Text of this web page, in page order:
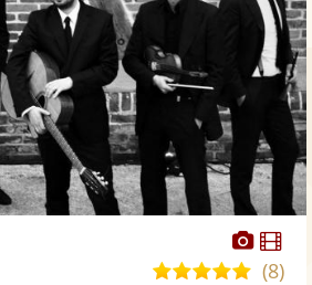
5,0(8)